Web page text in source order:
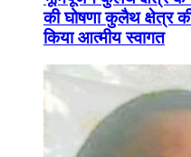
की घोषणा कुलैथ क्षेत्र
किया आत्मीय स्वागत